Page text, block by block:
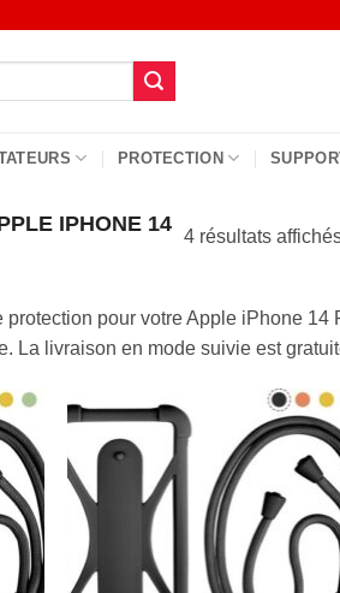
PROTECTION
IPHONE 14 4 résultats
protection pour votre Apple iPhone
La livraison en mode suivie est